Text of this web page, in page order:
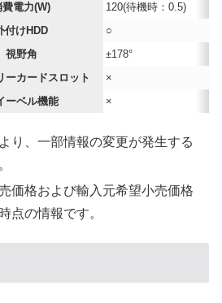
費電力(W)
120(待機時： 0.5)
付けHDD
○
視野角
±178°
ーカードスロット
×
ーベル機能
×
り、一部情報の変更が発生する
価格および輸入元希望小売価格
点の情報です。